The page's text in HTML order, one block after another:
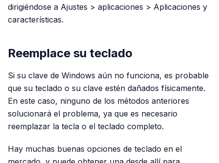
dirigiéndose a Ajustes > aplicaciones > Aplicaciones y
características.
Reemplace su teclado
Si su clave de Windows aún no funciona, es probable
que su teclado o su clave estén dañados físicamente.
En este caso, ninguno de los métodos anteriores
solucionará el problema, ya que es necesario
reemplazar la tecla o el teclado completo.
Hay muchas buenas opciones de teclado en el